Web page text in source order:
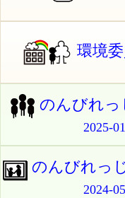
環境
のんびれっ
2025-
のんびれっ
2024-